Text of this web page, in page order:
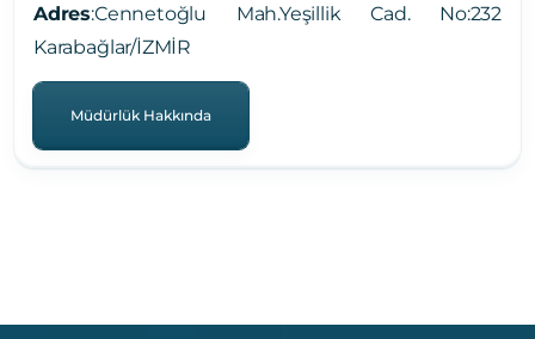
Adres:Cennetoğlu Mah.Yeşillik Cad. No:232
Karabağlar/İZMİR
Müdürlük Hakkında